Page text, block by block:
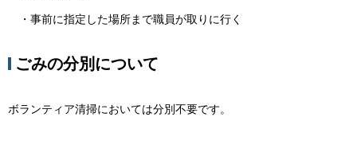
・事前に指定した場所まで職員が取りに行く
ごみの分別について
ボランティア清掃においては分別不要です。